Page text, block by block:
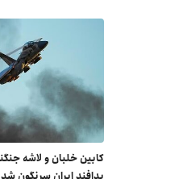
پدافند ایران سرنگون شد